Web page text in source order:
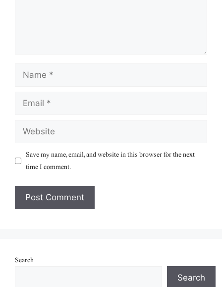
Name
Email
Website
Save my name, email, and website in this browser for the next
time I comment.
Search
Search